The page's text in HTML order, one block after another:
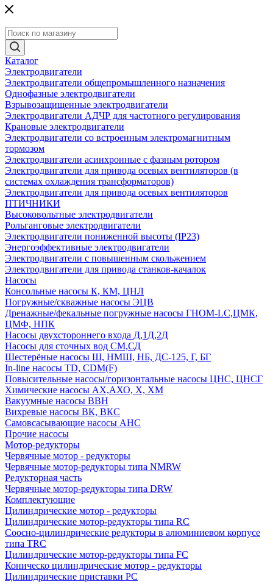
Каталог
Электродвигатели
Электродвигатели общепромышленного назначения
Однофазные электродвигатели
Взрывозащищенные электродвигатели
Электродвигатели АДЧР для частотного регулирования
Крановые электродвигатели
Электродвигатели со встроенным электромагнитным
тормозом
Электродвигатели асинхронные с фазным ротором
Электродвигатели для привода осевых вентиляторов (в
системах охлаждения трансформаторов)
Электродвигатели для привода осевых вентиляторов
ПТИЧНИКИ
Высоковольтные электродвигатели
Рольганговые электродвигатели
Электродвигатели пониженной высоты (IP23)
Энергоэффективные электродвигатели
Электродвигатели с повышенным скольжением
Электродвигатели для привода станков-качалок
Насосы
Консольные насосы К, КМ, ЦНЛ
Погружные/скважные насосы ЭЦВ
Дренажные/фекальные погружные насосы ГНОМ-LC,ЦМК,
ЦМФ, НПК
Насосы двухстороннего входа Д,1Д,2Д
Насосы для сточных вод СМ,СД
Шестерёные насосы Ш, НМШ, НБ, ДС-125, Г, БГ
In-line насосы TD, CDM(F)
Повысительные насосы/горизонтальные насосы ЦНС, ЦНСГ
Химические насосы АХ,АХО, Х, ХМ
Вакуумные насосы ВВН
Вихревые насосы ВК, ВКС
Самовсасывающие насосы АНС
Прочие насосы
Мотор-редукторы
Червячные мотор - редукторы
Червячные мотор-редукторы типа NMRW
Редукторная часть
Червячные мотор-редукторы типа DRW
Комплектующие
Цилиндрические мотор - редукторы
Цилиндрические мотор-редукторы типа RC
Соосно-цилиндрические редукторы в алюминиевом корпусе
типа TRC
Цилиндрические мотор-редукторы типа FC
Коническо цилиндрические мотор - редукторы
Цилиндрические приставки PC